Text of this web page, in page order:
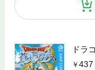
ドラ
437